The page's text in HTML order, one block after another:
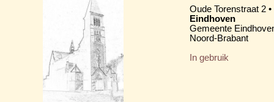
Oude Torenstraat 2
Eindhoven
Gemeente
Noord-Brabant
In gebruik